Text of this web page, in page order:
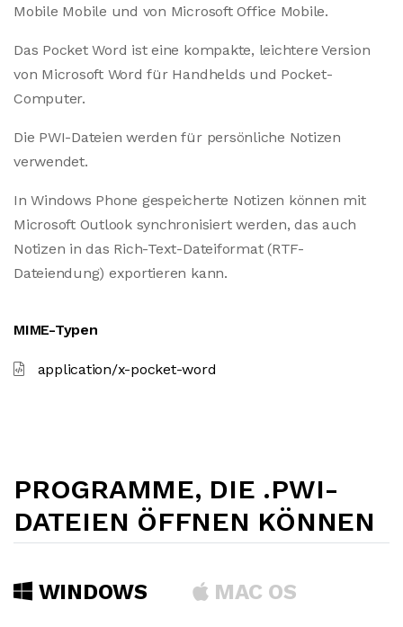
Mobile Mobile und von Microsoft Office Mobile.
Das Pocket Word ist eine kompakte, leichtere Version
von Microsoft Word für Handhelds und Pocket-
Computer.
Die PWI-Dateien werden für persönliche Notizen
verwendet.
In Windows Phone gespeicherte Notizen können mit
Microsoft Outlook synchronisiert werden, das auch
Notizen in das Rich-Text-Dateiformat (RTF-
Dateiendung) exportieren kann.
MIME-Typen
application/x-pocket-word
PROGRAMME, DIE .PWI-
DATEIEN ÖFFNEN KÖNNEN
WINDOWS MAC OS